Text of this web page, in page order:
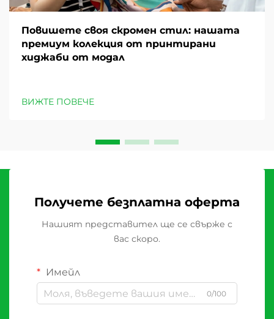
Повишете своя скромен стил: нашата
премиум колекция от принтирани
хиджаби от модал
ВИЖТЕ ПОВЕЧЕ
Получете безплатна оферта
Нашият представител ще се свърже с
вас скоро.
Имейл
0/100